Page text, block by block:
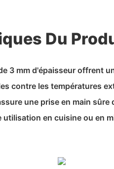
Du
3 mm d'épaisseur offrent
contre les températures
une prise en main sûre
utilisation en cuisine ou en